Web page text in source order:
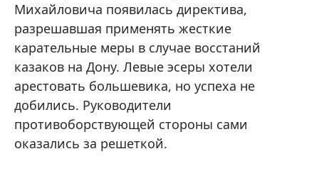
Михайловича появилась директива,
разрешавшая применять жесткие
карательные меры в случае восстаний
казаков на Дону. Левые эсеры хотели
арестовать большевика, но успеха не
добились. Руководители
противоборствующей стороны сами
оказались за решеткой.